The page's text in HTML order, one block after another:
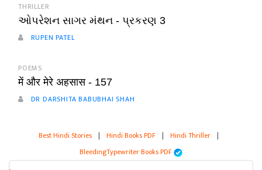
THRILLER
ઓપરેશન સાગર મંથન - પ્રકરણ 3
RUPEN PATEL
POEMS
में और मेरे अहसास - 157
DR DARSHITA BABUBHAI SHAH
Best Hindi Stories | Hindi Books PDF | Hindi Thriller |
BleedingTypewriter Books PDF